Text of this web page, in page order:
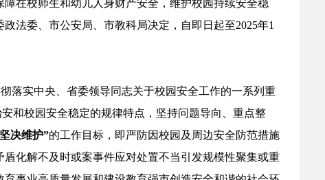
在校师生和幼儿人身财产安全，维护校园持续安全稳
法委、市公安局、市教科局决定，自即日起至2025年1
落实中央、省委领导同志关于校园安全工作的一系列重
和校园安全稳定的规律特点，坚持问题导向、重点整
决维护”的工作目标，即严防因校园及周边安全防范措施
化解不及时或案事件应对处置不当引发规模性聚集或重